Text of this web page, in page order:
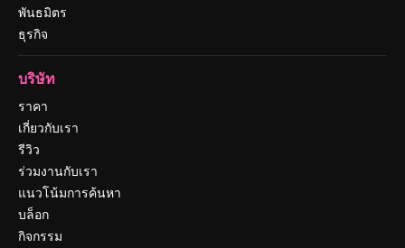
พันธมิตร
ธุรกิจ
บริษัท
ราคา
เกี่ยวกับเรา
รีวิว
ร่วมงานกับเรา
แนวโน้มการค้นหา
บล็อก
กิจกรรม